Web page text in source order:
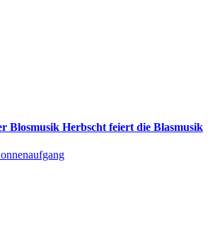
Blosmusik Herbscht feiert die Blasmusik